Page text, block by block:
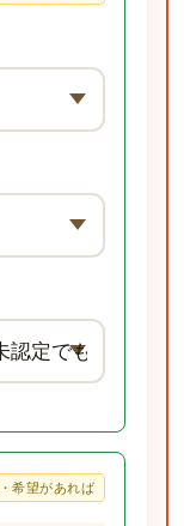
希望があれば